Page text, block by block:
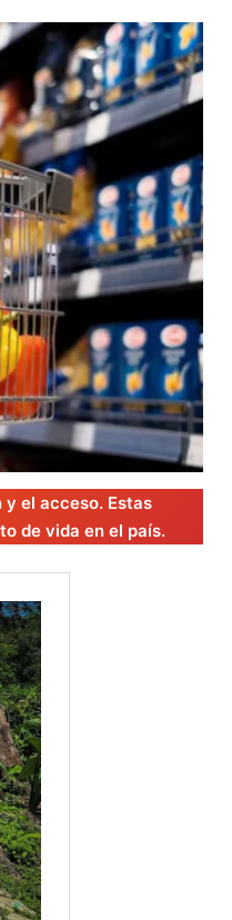
el acceso. Estas
de vida en el país.